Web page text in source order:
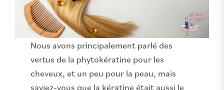
Nous avons principalement parlé des
vertus de la phytokératine pour les
cheveux, et un peu pour la peau, mais
saviez-vous que la kératine était aussi le